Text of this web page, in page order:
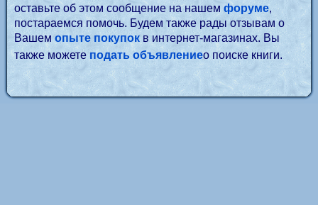
оставьте об этом сообщение на нашемфоруме,
постараемся помочь. Будем также рады отзывам о
Вашем опыте покупок в интернет-магазинах. Вы
также можетеподать объявлениео поиске книги.